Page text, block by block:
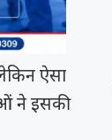
ऐसा
ने इसकी